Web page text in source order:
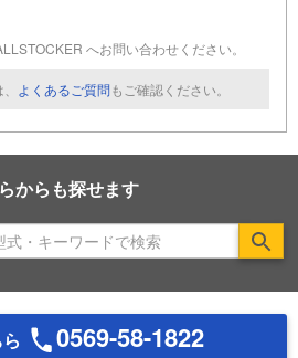
へお問い合わせください。
よくあるご質問もご確認ください。
からも探せます
0569-58-1822